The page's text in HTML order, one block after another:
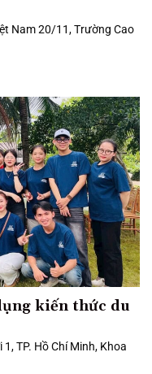
Nam 20/11, Trường Cao
kiến thức du
TP. Hồ Chí Minh, Khoa